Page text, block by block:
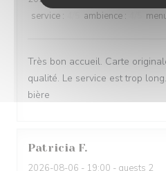
service : ambience :
Très bon accueil. Carte
qualité. Le service est trop
bière
Patricia F
2026-08-06 - 19:00 - guests 2